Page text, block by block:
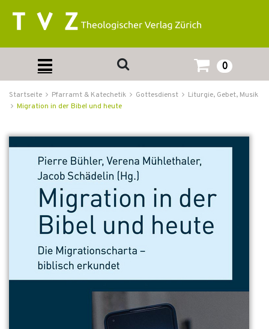
0
Startseite Pfarramt & Katechetik Gottesdienst
Liturgie, Gebet, Musik
Migration in der Bibel und heute